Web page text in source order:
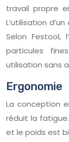
travail propre
L’utilisation
Selon Festool,
particules
utilisation sans
Ergonomie
La conception
réduit la
et le poids est